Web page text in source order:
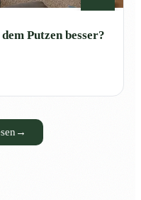
Putzen besser?
→